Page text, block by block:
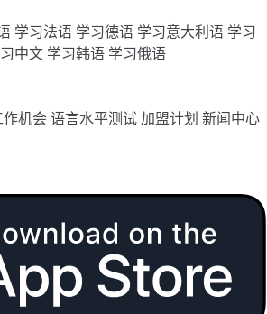
学习法语 学习德语 学习意大利语 学习
中文 学习韩语 学习俄语
作机会语言水平测试加盟计划 新闻中心